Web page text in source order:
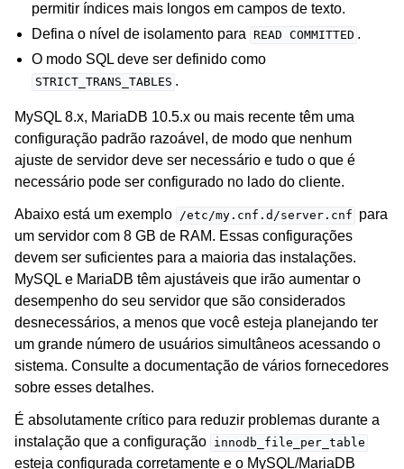
permitir índices mais longos em campos de texto.
Defina o nível de isolamento para READ COMMITTED .
O modo SQL deve ser definido como
STRICT_TRANS_TABLES .
MySQL 8.x, MariaDB 10.5.x ou mais recente têm uma
configuração padrão razoável, de modo que nenhum
ajuste de servidor deve ser necessário e tudo o que é
necessário pode ser configurado no lado do cliente.
Abaixo está um exemplo /etc/my.cnf.d/server.cnf para
um servidor com 8 GB de RAM. Essas configurações
devem ser suficientes para a maioria das instalações.
MySQL e MariaDB têm ajustáveis que irão aumentar o
desempenho do seu servidor que são considerados
desnecessários, a menos que você esteja planejando ter
um grande número de usuários simultâneos acessando o
sistema. Consulte a documentação de vários fornecedores
sobre esses detalhes.
É absolutamente crítico para reduzir problemas durante a
instalação que a configuração innodb_file_per_table
esteja configurada corretamente e o MySQL/MariaDB